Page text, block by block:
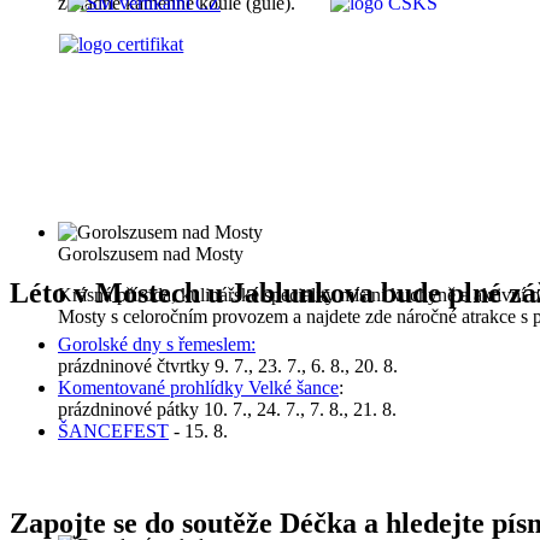
Gorolszusem nad Mosty
Krásná příroda, kulinářské speciality místní kuchyně a aktivní
Mosty s celoročním provozem a najdete zde náročné atrakce
Léto v Mostech u Jablunkova bude plné
Gorolské dny s řemeslem:
prázdninové čtvrtky 9. 7., 23. 7., 6. 8., 20. 8.
Komentované prohlídky Velké šance:
prázdninové pátky 10. 7., 24. 7., 7. 8., 21. 8.
ŠANCEFEST - 15. 8.
Zapojte se do soutěže Déčka a hledejte